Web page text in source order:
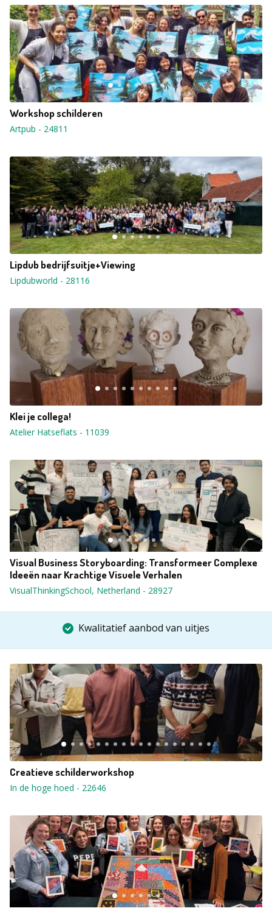
Workshop schilderen
Artpub - 24811
Lipdub bedrijfsuitje+Viewing
Lipdubworld - 28116
Klei je collega!
Atelier Hatseflats - 11039
Visual Business Storyboarding: Transformeer Complexe
Ideeën naar Krachtige Visuele Verhalen
VisualThinkingSchool, Netherland - 28927
Kwalitatief aanbod van uitjes
Creatieve schilderworkshop
In de hoge hoed - 22646